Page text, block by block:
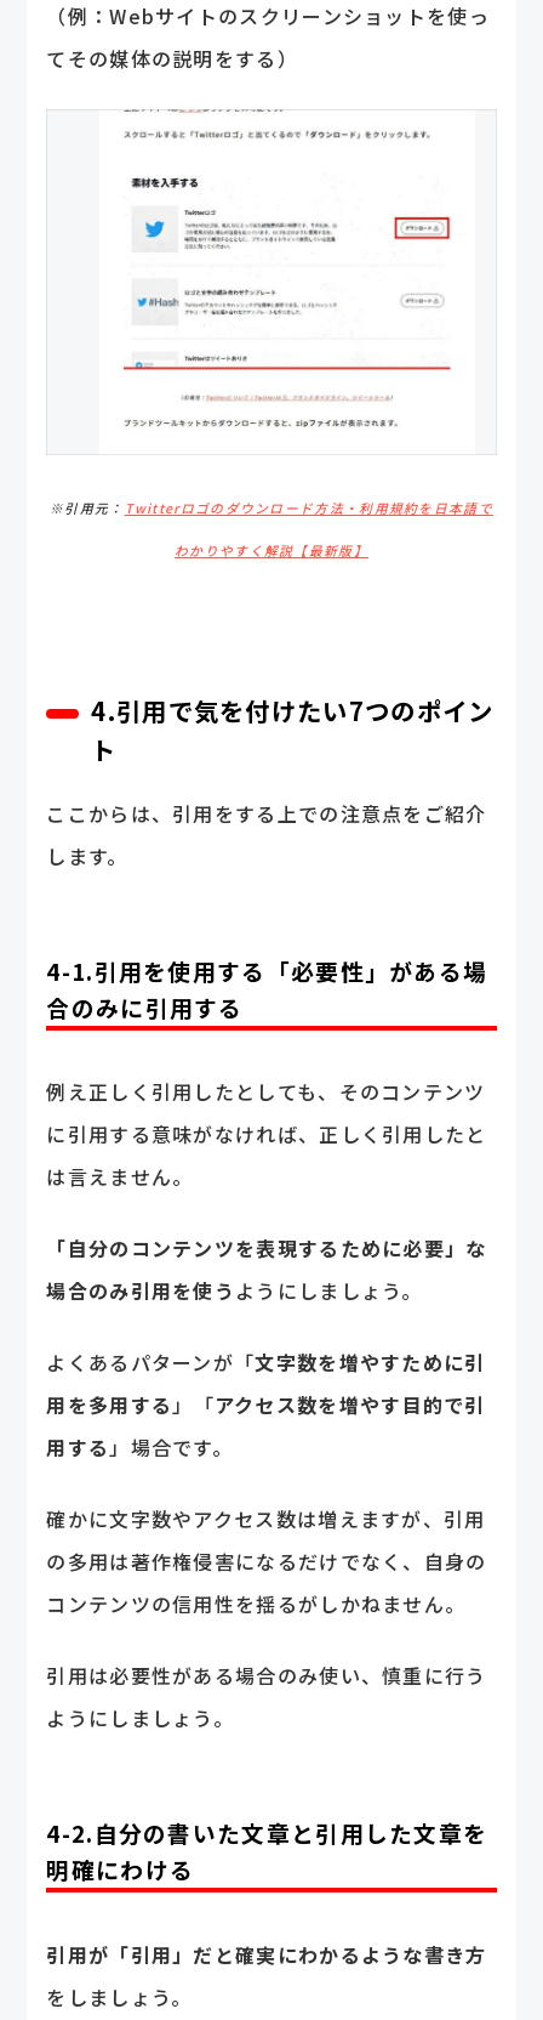
（例：Webサイトのスクリーンショットを使っ
てその媒体の説明をする）
※引用元： Twitterロゴのダウンロード方法・利用規約を日本語で
わかりやすく解説【最新版】
4.引用で気を付けたい7つのポイン
ト
ここからは、引用をする上での注意点をご紹介
します。
4-1.引用を使用する「必要性」がある場
合のみに引用する
例え正しく引用したとしても、そのコンテンツ
に引用する意味がなければ、正しく引用したと
は言えません。
「自分のコンテンツを表現するために必要」な
場合のみ引用を使う ようにしましょう。
よくあるパターンが「文字数を増やすために引
用を多用する」「アクセス数を増やす目的で引
用する」場合です。
確かに文字数やアクセス数は増えますが、引用
の多用は著作権侵害になるだけでなく、自身の
コンテンツの信用性を揺るがしかねません。
引用は必要性がある場合のみ使い、慎重に行う
ようにしましょう。
4-2.自分の書いた文章と引用した文章を
明確にわける
引用が「引用」だと確実にわかるような書き方
をしましょう。